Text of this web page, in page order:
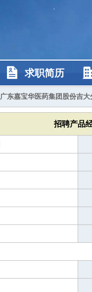
求职简历
广东嘉宝华医药集团股份吉
招聘产品